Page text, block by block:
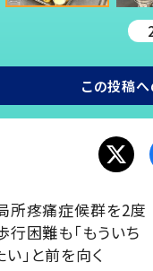
この投稿へ
所疼痛症候群を2度
困難も「もういち
」と前を向く